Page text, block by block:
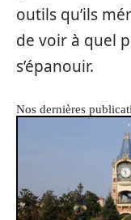
outils qu’ils
de voir à quel
s’épanouir.
Nos dernières